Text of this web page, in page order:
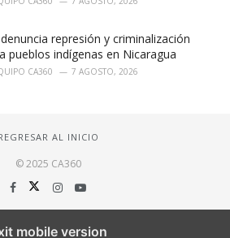
represión y criminalización
pueblos indígenas en Nicaragua
CA360 7 AGOSTO, 2026
AL INICIO
© 2025 CA360
mobile version